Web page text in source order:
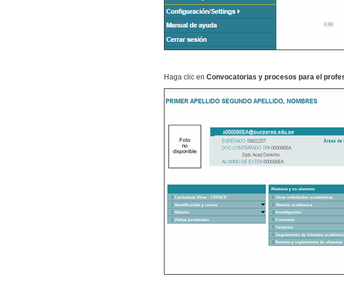
Haga clic en Convocatorias y procesos para el